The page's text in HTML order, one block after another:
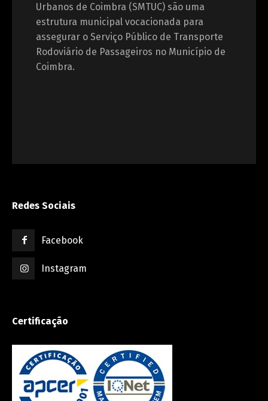
Urbanos de Coimbra (SMTUC) são uma
estrutura municipal vocacionada para
assegurar o Serviço Público de Transporte
Rodoviário de Passageiros no Município de
Coimbra.
Redes Sociais
Facebook
Instagram
Certificação